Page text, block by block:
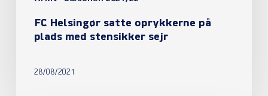
FC Helsingør satte oprykkerne på
plads med stensikker sejr
28/08/2021